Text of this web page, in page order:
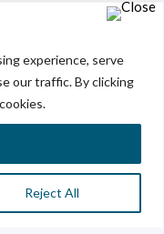
experience, serve
our traffic. By clicking
Reject All